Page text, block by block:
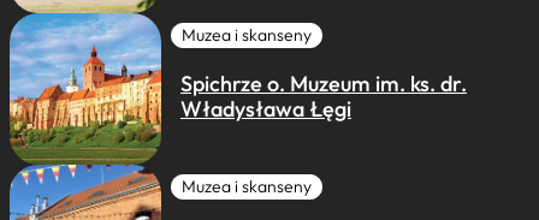
Muzea i skanseny
Spichrze o. Muzeum im. ks. dr.
Władysława Łęgi
Muzea i skanseny